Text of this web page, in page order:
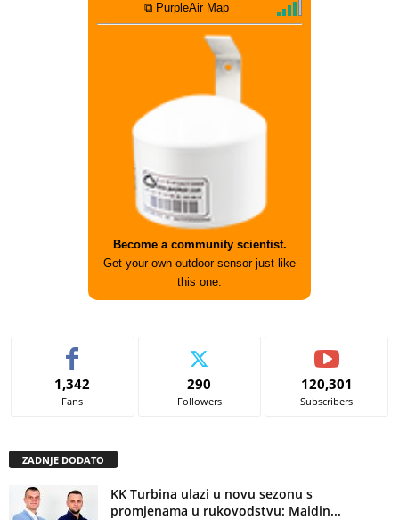
⧉ PurpleAir Map
Become a community scientist.
Get your own outdoor sensor just like
this one.
1,342
Fans
290
Followers
120,301
Subscribers
ZADNJE DODATO
KK Turbina ulazi u novu sezonu s
promjenama u rukovodstvu: Maidin...